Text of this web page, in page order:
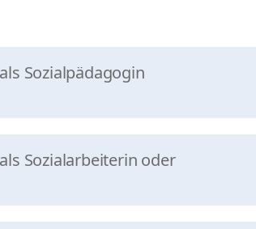
Sozialpädagogin
Sozialarbeiterin oder